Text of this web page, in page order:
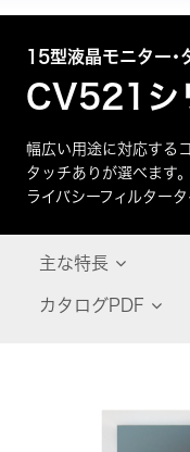
15型液晶モニター･
CV521シ
幅広い用途に対応する
タッチありが選べます
ライバシーフィルター
主な特長
カタログPDF